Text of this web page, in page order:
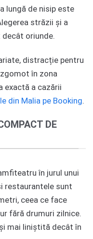
lungă de nisip este
străzii și a
oriunde.
distracție pentru
zgomot în zona
exactă a cazării
din Malia pe Booking.
DE
în jurul unui
restaurantele sunt
ceea ce face
fără drumuri zilnice.
mai liniștită decât în